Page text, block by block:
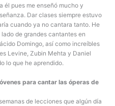
él pues me enseñó mucho y
Dar clases siempre estuvo
cuando ya no cantara tanto. He
de grandes cantantes en
Domingo, así como increíbles
Levine, Zubin Mehta y Daniel
lo que he aprendido.
para cantar las óperas de
de lecciones que algún día